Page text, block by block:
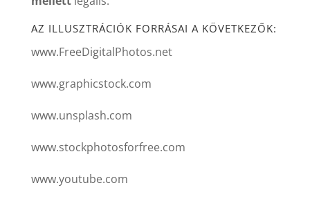
AZ ILLUSZTRÁCIÓK FORRÁSAI A KÖVETKEZŐK:
www.FreeDigitalPhotos.net
www.graphicstock.com
www.unsplash.com
www.stockphotosforfree.com
www.youtube.com